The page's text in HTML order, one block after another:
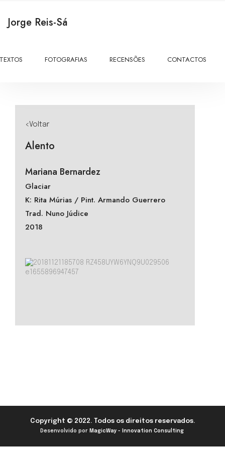
Jorge Reis-Sá
TEXTOS FOTOGRAFIAS RECENSÕES CONTACTOS
<Voltar
Alento
Mariana Bernardez
Glaciar
K: Rita Múrias / Pint. Armando Guerrero
Trad. Nuno Júdice
2018
Copyright © 2022. Todos os direitos reservados.
Desenvolvido por MagicWay - Innovation Consulting